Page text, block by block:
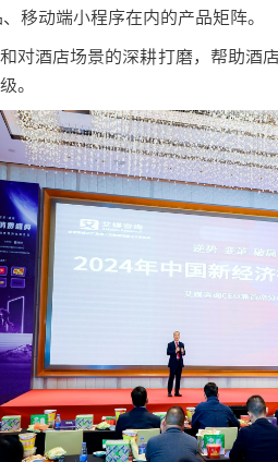
移动端小程序在内的产品矩阵。
对酒店场景的深耕打磨，帮助酒
。